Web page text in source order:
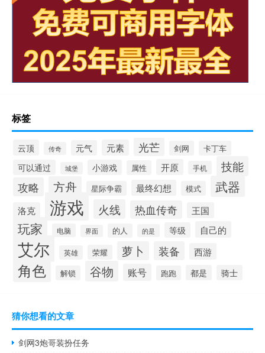
标签
云顶 传奇 元气 元素 光芒 剑网 卡丁车
可以通过 城堡 小游戏 属性 开原 手机 技能
攻略 方舟 星际争霸 最终幻想 模式 武器
洛克 游戏 火线 热血传奇 王国
玩家 电脑 界面 的人 的是 等级 自己的
艾尔 英雄 荣耀 萝卜 装备 西游
角色 解锁 谷物 账号 跑跑 都是 骑士
猜你想看的文章
剑网3炮哥装扮任务